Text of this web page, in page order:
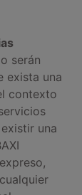
serán
exista una
contexto
una